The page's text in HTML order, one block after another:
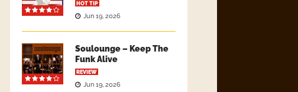
HOT TIP
Jun 19, 2026
Soulounge – Keep The
Funk Alive
REVIEW
Jun 19, 2026